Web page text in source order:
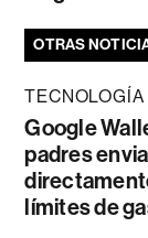
OTRAS
TECNOLOGÍA
Google
padres
límites de